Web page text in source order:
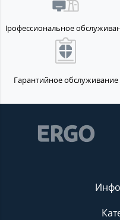
Профессиональное
Гарантийное обслуживание